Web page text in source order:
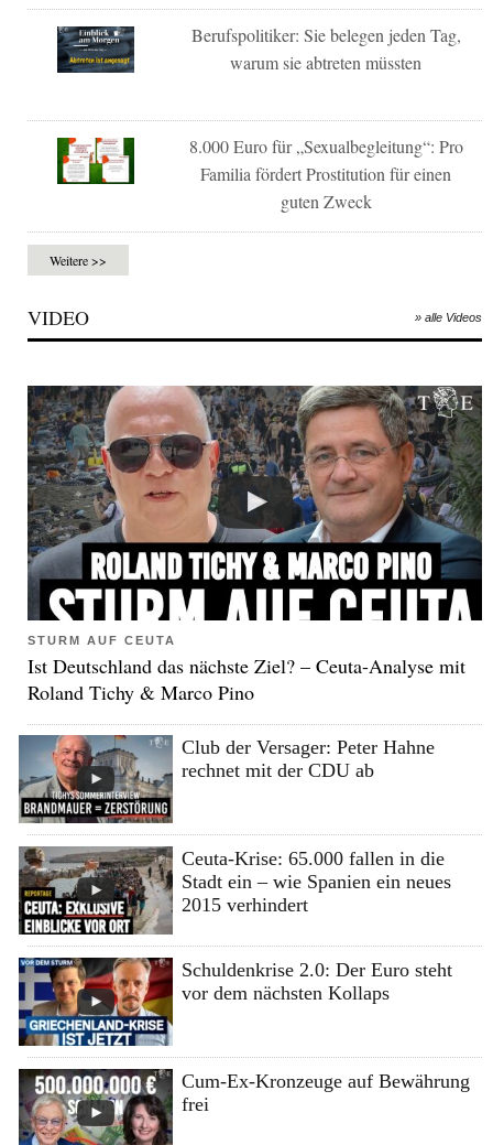
Berufspolitiker: Sie belegen jeden Tag,
warum sie abtreten müssten
8.000 Euro für „Sexualbegleitung“: Pro
Familia fördert Prostitution für einen
guten Zweck
Weitere >>
VIDEO » alle Videos
STURM AUF CEUTA
Ist Deutschland das nächste Ziel? – Ceuta-Analyse mit
Roland Tichy & Marco Pino
Club der Versager: Peter Hahne
rechnet mit der CDU ab
Ceuta-Krise: 65.000 fallen in die
Stadt ein – wie Spanien ein neues
2015 verhindert
Schuldenkrise 2.0: Der Euro steht
vor dem nächsten Kollaps
Cum-Ex-Kronzeuge auf Bewährung
frei